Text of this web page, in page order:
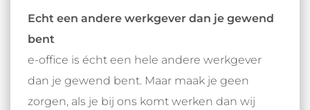
Echt een andere werkgever dan je gewend
bent
e-office is écht een hele andere werkgever
dan je gewend bent. Maar maak je geen
zorgen, als je bij ons komt werken dan wij